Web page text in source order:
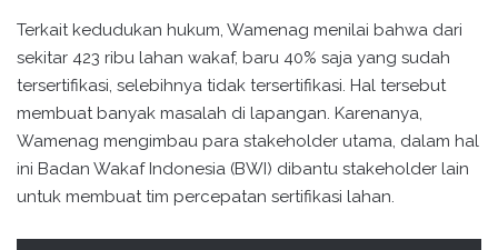
Terkait kedudukan hukum, Wamenag menilai bahwa dari
sekitar 423 ribu lahan wakaf, baru 40% saja yang sudah
tersertifikasi, selebihnya tidak tersertifikasi. Hal tersebut
membuat banyak masalah di lapangan. Karenanya,
Wamenag mengimbau para stakeholder utama, dalam hal
ini Badan Wakaf Indonesia (BWI) dibantu stakeholder lain
untuk membuat tim percepatan sertifikasi lahan.